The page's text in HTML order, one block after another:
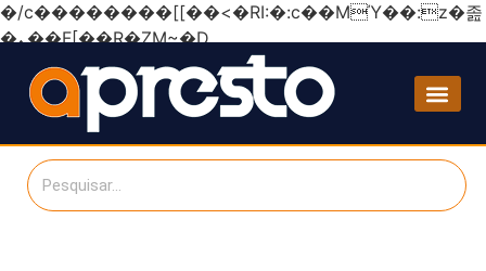
�/c��������[[��<�RI:�:c��MΎ��:z�졾
�ܢ��F[��R�ZM~�D